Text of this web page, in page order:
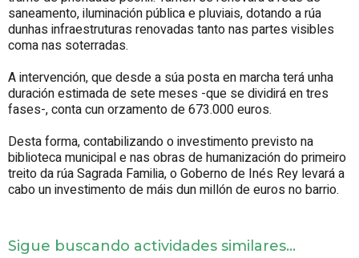
saneamento, iluminación pública e pluviais, dotando a rúa
dunhas infraestruturas renovadas tanto nas partes visibles
coma nas soterradas.
A intervención, que desde a súa posta en marcha terá unha
duración estimada de sete meses -que se dividirá en tres
fases-, conta cun orzamento de 673.000 euros.
Desta forma, contabilizando o investimento previsto na
biblioteca municipal e nas obras de humanización do primeiro
treito da rúa Sagrada Familia, o Goberno de Inés Rey levará a
cabo un investimento de máis dun millón de euros no barrio.
Sigue buscando actividades similares...